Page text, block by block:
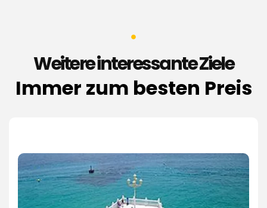
Weitere interessante Ziele
Immer zum besten Preis